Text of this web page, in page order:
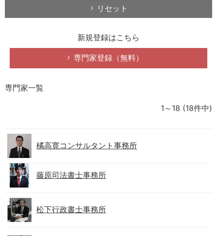
リセット
新規登録はこちら
専門家登録（無料）
専門家一覧
1～18 (18件中)
橘高寛コンサルタント事務所
藤原司法書士事務所
松下行政書士事務所